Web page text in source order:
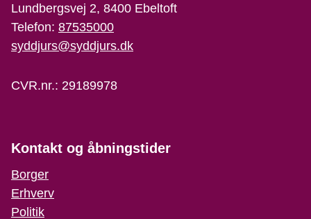
Lundbergsvej 2, 8400 Ebeltoft
Telefon: 87535000
syddjurs@syddjurs.dk
CVR.nr.: 29189978
Kontakt og åbningstider
Borger
Erhverv
Politik